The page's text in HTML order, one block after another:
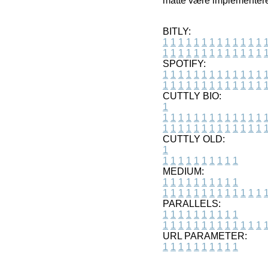
BITLY:
1 1 1 1 1 1 1 1 1 1 1 1 1 1
1 1 1 1 1 1 1 1 1 1 1 1 1 1
SPOTIFY:
1 1 1 1 1 1 1 1 1 1 1 1 1 1
1 1 1 1 1 1 1 1 1 1 1 1 1 1
CUTTLY BIO:
1
1 1 1 1 1 1 1 1 1 1 1 1 1 1
1 1 1 1 1 1 1 1 1 1 1 1 1 1
CUTTLY OLD:
1
1 1 1 1 1 1 1 1 1 1
MEDIUM:
1 1 1 1 1 1 1 1 1 1
1 1 1 1 1 1 1 1 1 1 1 1 1 1
PARALLELS:
1 1 1 1 1 1 1 1 1 1
1 1 1 1 1 1 1 1 1 1 1 1 1 1
URL PARAMETER:
1 1 1 1 1 1 1 1 1 1